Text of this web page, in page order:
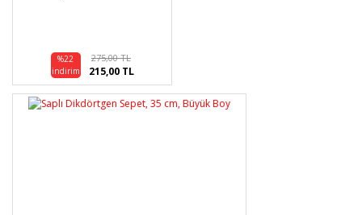
%22
indirim
275,00 TL
215,00 TL